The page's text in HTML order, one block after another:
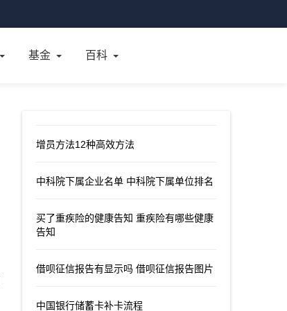
基金 百科
增员方法12种高效方法
中科院下属企业名单 中科院下属单位排名
买了重疾险的健康告知 重疾险有哪些健康
告知
借呗征信报告有显示吗 借呗征信报告图片
中国银行储蓄卡补卡流程